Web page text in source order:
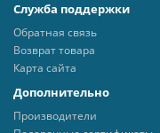
Служба поддержки
Обратная связь
Возврат товара
Карта сайта
Дополнительно
Производители